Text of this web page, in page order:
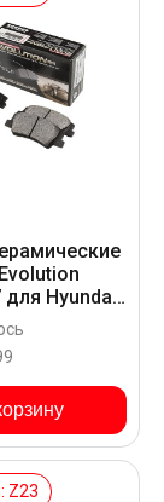
для Hyundai
Z23